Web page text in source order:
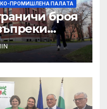
ПРОМИШЛЕНА ПАЛAТА
броя
на